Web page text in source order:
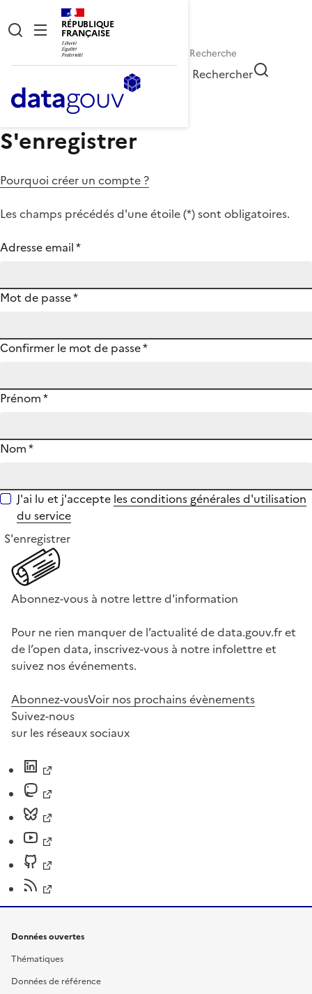
RÉPUBLIQUE
FRANÇAISE
Rechercher
S'enregistrer
Pourquoi créer un compte ?
Les champs précédés d'une étoile (*) sont obligatoires.
Adresse email*
Mot de passe*
Confirmer le mot de passe*
Prénom*
Nom*
J'ai lu et j'accepte les conditions générales d'utilisation
du service
S'enregistrer
Abonnez-vous à notre lettre d'information
Pour ne rien manquer de l’actualité de data.gouv.fr et
de l’open data, inscrivez-vous à notre infolettre et
suivez nos événements.
Abonnez-vousVoir nos prochains évènements
Suivez-nous
sur les réseaux sociaux
Données ouvertes
Thématiques
Données de référence